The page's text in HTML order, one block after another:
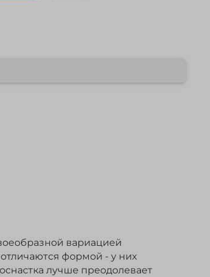
вариацией
формой - у них
лучше преодолевает